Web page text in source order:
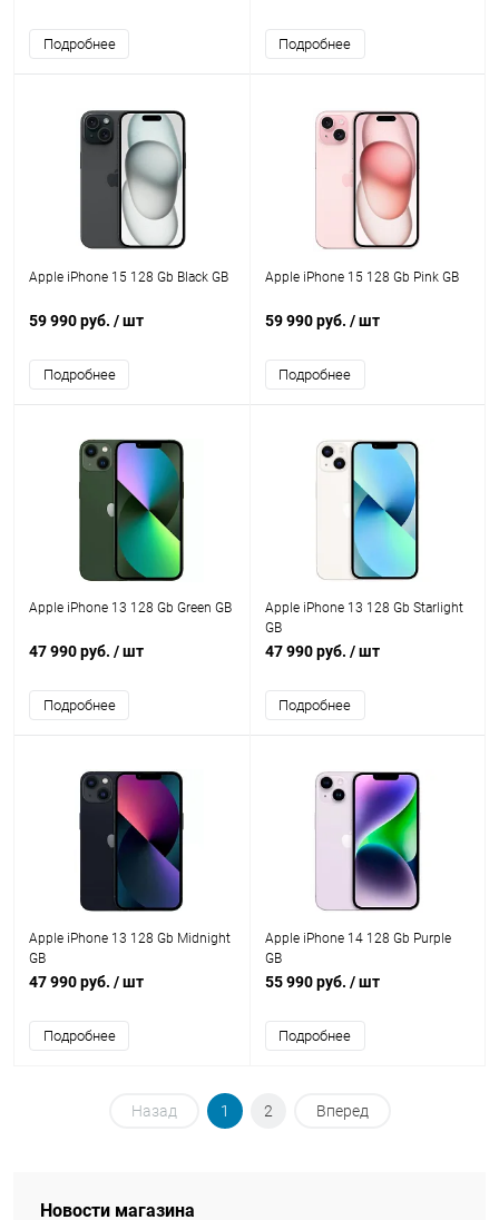
Подробнее Подробнее
Apple iPhone 15 128 Gb Black GB
59 990 руб. / шт
Подробнее
Apple iPhone 15 128 Gb Pink GB
59 990 руб. / шт
Подробнее
Apple iPhone 13 128 Gb Green GB
47 990 руб. / шт
Подробнее
Apple iPhone 13 128 Gb Starlight
GB
47 990 руб. / шт
Подробнее
Apple iPhone 13 128 Gb Midnight
GB
47 990 руб. / шт
Подробнее
Apple iPhone 14 128 Gb Purple
GB
55 990 руб. / шт
Подробнее
Назад 1 2 Вперед
Новости магазина